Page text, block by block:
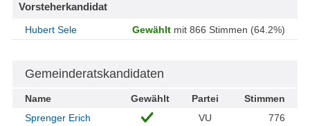
Vorsteherkandidat
Hubert Sele Gewählt mit 866 Stimmen (64.2%)
Gemeinderatskandidaten
Name Gewählt Partei
Stimmen
Sprenger Erich
VU 776